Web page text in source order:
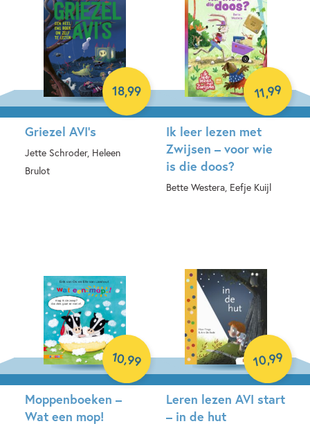
Griezel AVI’s
Jette Schroder, Heleen
Brulot
18,99
Ik leer lezen met
Zwijsen – voor wie
is die doos?
Bette Westera, Eefje Kuijl
11,99
Moppenboeken –
Wat een mop!
10,99
Leren lezen AVI start
– in de hut
10,99